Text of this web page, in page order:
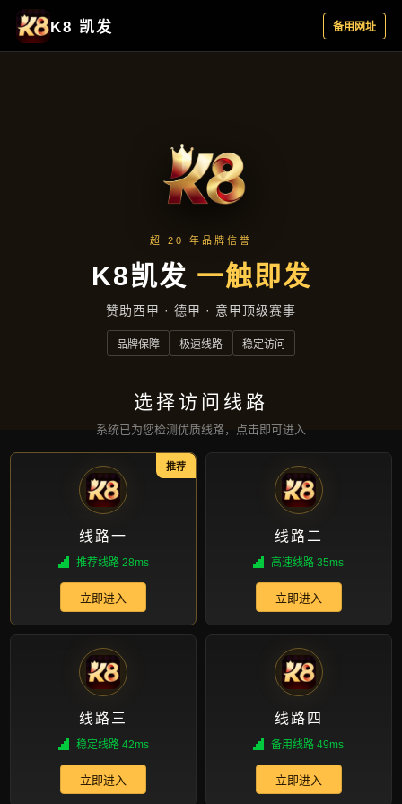
产品分类
首页 产品分类